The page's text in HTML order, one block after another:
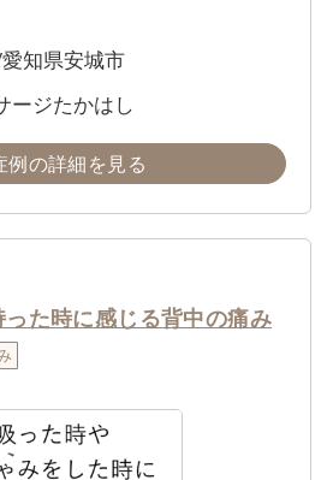
知県安城市
ージたかはし
例の詳細を見る
た時に感じる背中の痛み